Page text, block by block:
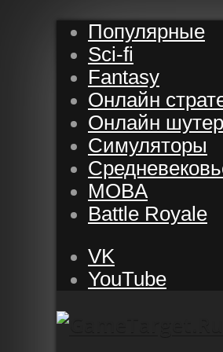
Популярные
Sci-fi
Fantasy
Онлайн
Онлайн
Симуляторы
MOBA
Battle Royale
VK
YouTube